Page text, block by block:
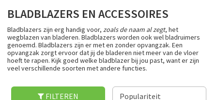
BLADBLAZERS EN ACCESSOIRES
Bladblazers zijn erg handig voor, zoals de naam al zegt, het
wegblazen van bladeren. Bladblazers worden ook wel bladruimers
genoemd. Bladblazers zijn er met en zonder opvangzak. Een
opvangzak zorgt ervoor dat jij de bladeren niet meer van de vloer
hoeft te rapen. Kijk goed welke bladblazer bij jou past, want er zijn
veel verschillende soorten met andere functies.
FILTEREN